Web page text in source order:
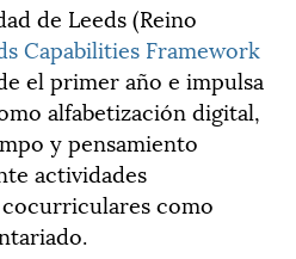
de Leeds (Reino
Capabilities Framework
el primer año e impulsa
alfabetización digital,
y pensamiento
actividades
como